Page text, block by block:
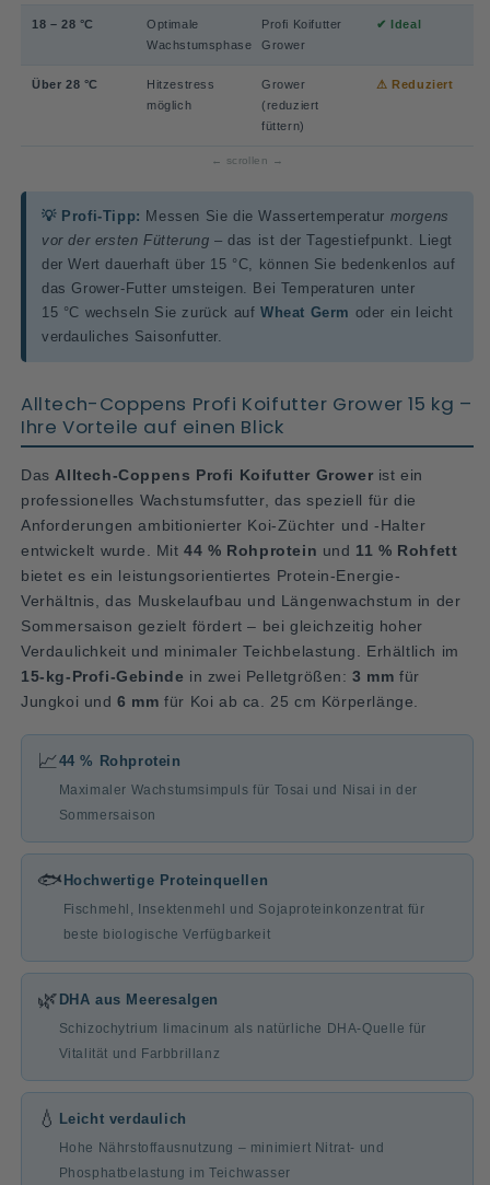
18 – 28 °C
Optimale
Wachstumsphase
Profi Koifutter
Grower
✔ Ideal
Über 28 °C
Hitzestress
möglich
Grower
(reduziert
füttern)
⚠ Reduziert
💡 Profi-Tipp: Messen Sie die Wassertemperatur morgens
vor der ersten Fütterung – das ist der Tagestiefpunkt. Liegt
der Wert dauerhaft über 15 °C, können Sie bedenkenlos auf
das Grower-Futter umsteigen. Bei Temperaturen unter
15 °C wechseln Sie zurück aufWheat Germ oder ein leicht
verdauliches Saisonfutter.
Alltech-Coppens Profi Koifutter Grower 15 kg –
Ihre Vorteile auf einen Blick
Das Alltech-Coppens Profi Koifutter Grower ist ein
professionelles Wachstumsfutter, das speziell für die
Anforderungen ambitionierter Koi-Züchter und -Halter
entwickelt wurde. Mit44 % Rohprotein und 11 % Rohfett
bietet es ein leistungsorientiertes Protein-Energie-
Verhältnis, das Muskelaufbau und Längenwachstum in der
Sommersaison gezielt fördert – bei gleichzeitig hoher
Verdaulichkeit und minimaler Teichbelastung. Erhältlich im
15-kg-Profi-Gebinde in zwei Pelletgrößen:3 mm für
Jungkoi und6 mm für Koi ab ca. 25 cm Körperlänge.
📈44 % Rohprotein
Maximaler Wachstumsimpuls für Tosai und Nisai in der
Sommersaison
🐟 Hochwertige Proteinquellen
Fischmehl, Insektenmehl und Sojaproteinkonzentrat für
beste biologische Verfügbarkeit
🌿 DHA aus Meeresalgen
Schizochytrium limacinum als natürliche DHA-Quelle für
Vitalität und Farbbrillanz
💧 Leicht verdaulich
Hohe Nährstoffausnutzung – minimiert Nitrat- und
Phosphatbelastung im Teichwasser